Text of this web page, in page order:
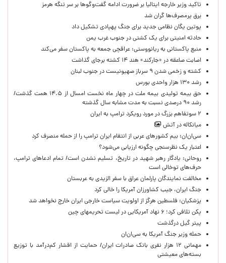
تاکید وزیر خارجه ایتالیا بر ضرورت ادامه گفت‌وگوها بر سر تنگه هرمز
برق پرمصرف‌ها گران شد
پوتین یگان نظامی جدید برای جنگ پهپادی تشکیل داد
حادثه امنیتی برای یک کشتی در جنوب غرب یمن
منبع پاکستانی به ریانووستی: عراقچی جمعه به پاکستان سفر می‌کند
اصابت صاعقه در «جارکند» هند ۱۴ کشته برجای گذاشت
کشته و زخمی شدن ۹ سرباز صهیونیست در جنوب لبنان
رشد ۱۳۰ هزار واحدی بورس
حق بیمه تولیدی بیمه ملت در چهار ماه نخست امسال از ۱۴.۵ همت گذشت/
رشد ۹۰ درصدی نسبت به مدت مشابه سال گذشته
۲ سوتفاهم بزرگ در مورد رویکرد ترامپ به ایران
میانکاله در آتش
سی‌ان‌ان: بیم کشورهای عربی از انتقام ایران ترامپ را از حمله منصرف کرد
اعتبار یک نظرسنجی چگونه ارزیابی می‌شود؟
روحانی: یادگار رهبر شهید در تاریخ، تسلیم نشدن است/ تمام ادعاهای ترامپ،
حرف‌های توخالی است
مخالفت نمایندگان پارلمان عراق با سفر الزیدی به عربستان
جنگ ایران، جیب کشاورزان آمریکا را خالی کرد
پزشکیان: فلسطین هرگز از اولویت سیاست خارجی ایران خارج نخواهد شد
پکن تلافی کرد؛ ۶ نهاد آمریکایی در لیست تحریمهای چین
پیتر گیل درگذشت
حمله وزیر جنگ آمریکا به سی‌ان‌ان
مهمانی ۱۲ هزار نفری بانک صادرات ایران/ حمایت از اقشار کم‌درآمد با توزیع
بسته‌های معیشتی